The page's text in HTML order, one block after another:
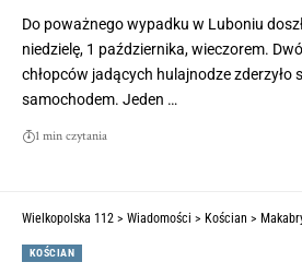
Do poważnego wypadku w Luboniu
niedzielę, 1 października, wieczorem.
chłopców jadących hulajnodze zderzyło
samochodem. Jeden …
1 min czytania
Wielkopolska 112 > Wiadomości > Kościan >
KOŚCIAN